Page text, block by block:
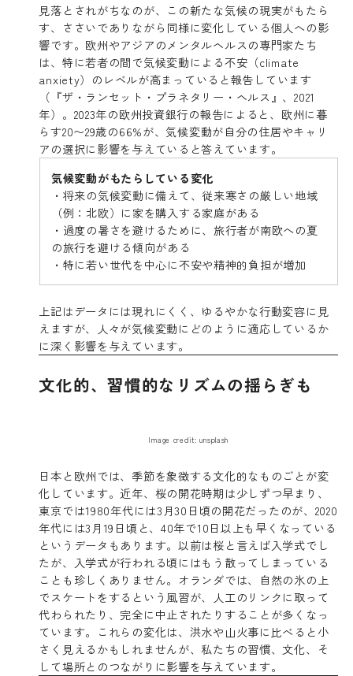
見落とされがちなのが、この新たな気候の現実がもたら
す、ささいでありながら同様に変化している個人への影
響です。欧州やアジアのメンタルヘルスの専門家たち
は、特に若者の間で気候変動による不安（climate
anxiety）のレベルが高まっていると報告しています
（『ザ・ランセット・プラネタリー・ヘルス』、2021
年）。2023年の欧州投資銀行の報告によると、欧州に暮
らす20〜29歳の66%が、気候変動が自分の住居やキャリ
アの選択に影響を与えていると答えています。
気候変動がもたらしている変化
・将来の気候変動に備えて、従来寒さの厳しい地域
（例：北欧）に家を購入する家庭がある
・過度の暑さを避けるために、旅行者が南欧への夏
の旅行を避ける傾向がある
・特に若い世代を中心に不安や精神的負担が増加
上記はデータには現れにくく、ゆるやかな行動変容に見
えますが、人々が気候変動にどのように適応しているか
に深く影響を与えています。
文化的、習慣的なリズムの揺らぎも
Image credit: unsplash
日本と欧州では、季節を象徴する文化的なものごとが変
化しています。近年、桜の開花時期は少しずつ早まり、
東京では1980年代には3月30日頃の開花だったのが、2020
年代には3月19日頃と、40年で10日以上も早くなっている
というデータもあります。以前は桜と言えば入学式でし
たが、入学式が行われる頃にはもう散ってしまっている
ことも珍しくありません。オランダでは、自然の氷の上
でスケートをするという風習が、人工のリンクに取って
代わられたり、完全に中止されたりすることが多くなっ
ています。これらの変化は、洪水や山火事に比べると小
さく見えるかもしれませんが、私たちの習慣、文化、そ
して場所とのつながりに影響を与えています。